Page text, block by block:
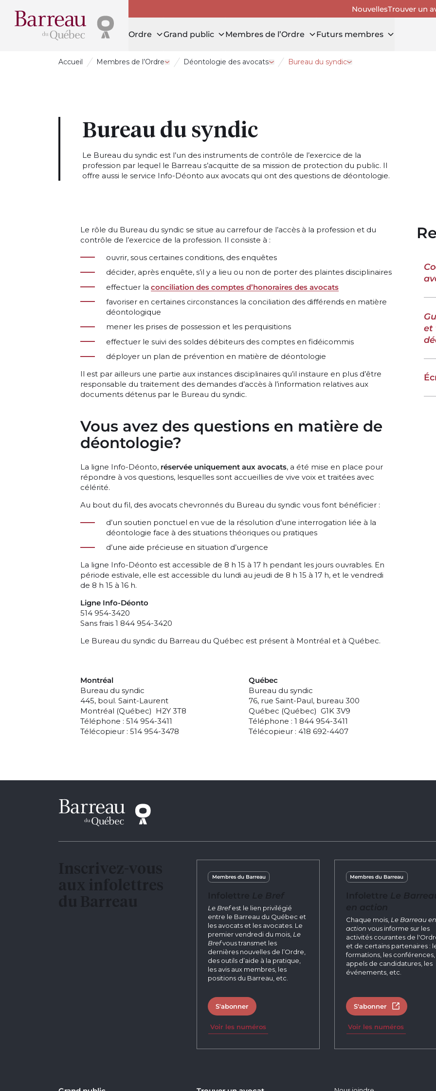
NouvellesTrouver un
Ordre Grand public Membres de l’Ordre Futurs membres
Accueil Membres de l’Ordre Ouvrir le tiroir Membres de l’Ordre
Déontologie des avocats Ouvrir le tiroir Déontologie des avocats
Bureau du syndic Ouvrir le tiroir Bureau du
Bureau du syndic
Le Bureau du syndic est l’un des instruments de contrôle de l’exercice de la
profession par lequel le Barreau s’acquitte de sa mission de protection du public. Il
offre aussi le service Info-Déonto aux avocats qui ont des questions de déontologie.
Le rôle du Bureau du syndic se situe au carrefour de l’accès à la profession et du
contrôle de l’exercice de la profession. Il consiste à :
ouvrir, sous certaines conditions, des enquêtes
décider, après enquête, s’il y a lieu ou non de porter des plaintes disciplinaires
effectuer la conciliation des comptes d’honoraires des avocats
favoriser en certaines circonstances la conciliation des différends en matière
déontologique
mener les prises de possession et les perquisitions
effectuer le suivi des soldes débiteurs des comptes en fidéicommis
déployer un plan de prévention en matière de déontologie
Il est par ailleurs une partie aux instances disciplinaires qu’il instaure en plus d’être
responsable du traitement des demandes d’accès à l’information relatives aux
documents détenus par le Bureau du syndic.
Vous avez des questions en matière de
déontologie?
La ligne Info-Déonto, réservée uniquement aux avocats, a été mise en place pour
répondre à vos questions, lesquelles sont accueillies de vive voix et traitées avec
célérité.
Au bout du fil, des avocats chevronnés du Bureau du syndic vous font bénéficier :
d’un soutien ponctuel en vue de la résolution d’une interrogation liée à la
déontologie face à des situations théoriques ou pratiques
d’une aide précieuse en situation d’urgence
La ligne Info-Déonto est accessible de 8 h 15 à 17 h pendant les jours ouvrables. En
période estivale, elle est accessible du lundi au jeudi de 8 h 15 à 17 h, et le vendredi
de 8 h 15 à 16 h.
Ligne Info-Déonto
514 954-3420
Sans frais 1 844 954-3420
Le Bureau du syndic du Barreau du Québec est présent à Montréal et à Québec.
Montréal
Bureau du syndic
445, boul. Saint-Laurent
Montréal (Québec) H2Y 3T8
Téléphone : 514 954-3411
Télécopieur : 514 954-3478
Québec
Bureau du syndic
76, rue Saint-Paul, bureau 300
Québec (Québec) G1K 3V9
Téléphone : 1 844 954-3411
Télécopieur : 418 692-4407
et
Membres du Barreau
Le Brefest le lien privilégié
entre le Barreau du Québec et
les avocats et les avocates. Le
premier vendredi du mois, Le
Brefvous transmet les
dernières nouvelles de l’Ordre,
des outils d’aide à la pratique,
les avis aux membres, les
positions du Barreau, etc.
S'abonner
Voir les numéros
Membres du Barreau
Chaque mois, Le Barreau en
action vous informe sur les
activités courantes de
et de certains partenaires :
formations, les conférences,
appels de candidatures, les
événements, etc.
S'abonner Ouvrir dans
Voir les numéros